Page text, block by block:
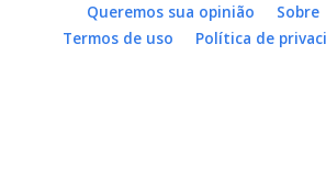
Queremos sua opinião Sobre
Termos de uso
Política de